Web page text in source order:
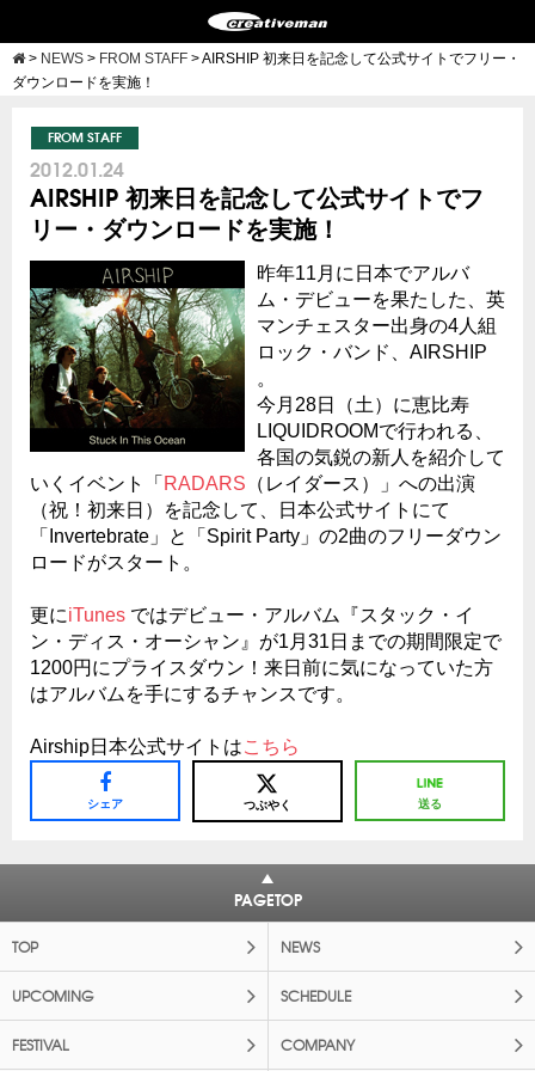
> NEWS > FROM STAFF >AIRSHIP 初来日を記念して公式サイトでフリー・
ダウンロードを実施！
FROM STAFF
2012.01.24
AIRSHIP 初来日を記念して公式サイトでフ
リー・ダウンロードを実施！
昨年11月に日本でアルバ
ム・デビューを果たした、英
マンチェスター出身の4人組
ロック・バンド、AIRSHIP
。
今月28日（土）に恵比寿
LIQUIDROOMで行われる、
各国の気鋭の新人を紹介して
いくイベント「 RADARS （レイダース）」への出演
（祝！初来日）を記念して、日本公式サイトにて
「Invertebrate」と「Spirit Party」の2曲のフリーダウン
ロードがスタート。
更にiTunes ではデビュー・アルバム『スタック・イ
ン・ディス・オーシャン』が1月31日までの期間限定で
1200円にプライスダウン！来日前に気になっていた方
はアルバムを手にするチャンスです。
Airship日本公式サイトはこちら
シェア つぶやく 送る
PAGETOP
TOP NEWS
UPCOMING SCHEDULE
FESTIVAL COMPANY